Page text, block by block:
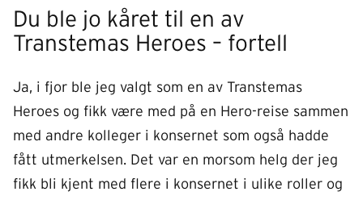
Du ble jo kåret til en av
Transtemas Heroes – fortell
Ja, i fjor ble jeg valgt som en av Transtemas
Heroes og fikk være med på en Hero-reise sammen
med andre kolleger i konsernet som også hadde
fått utmerkelsen. Det var en morsom helg der jeg
fikk bli kjent med flere i konsernet i ulike roller og